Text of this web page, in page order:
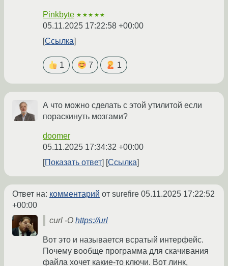
Pinkbyte ★★★★★
05.11.2025 17:22:58 +00:00
Ссылка
1 7 1
А что можно сделать с этой утилитой если
пораскинуть мозгами?
doomer
05.11.2025 17:34:32 +00:00
Показать ответ
Ссылка
Ответ на: комментарий от surefire 05.11.2025 17:22:52
+00:00
curl -O https://url
Вот это и называется всратый интерфейс.
Почему вообще программа для скачивания
файла хочет какие-то ключи. Вот линк,